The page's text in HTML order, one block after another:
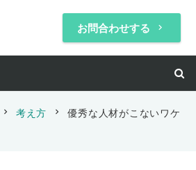
お問合わせする keyboard_arrow_right
chevron_right 考え方 chevron_right 優秀な人材がこないワケ